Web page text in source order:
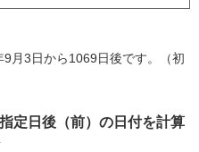
月3日から1069日後です。（初
定日後（前）の日付を計算